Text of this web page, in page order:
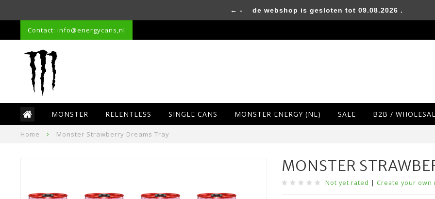
Contact: info@energycans,nl
MONSTER RELENTLESS SINGLE CANS MONSTER ENERGY (NL) SALE B2B /
Home Monster Strawberry Dreams Tray
MONSTER
Not yet rated | Create your own
← - de webshop is gesloten tot 09.08.2026 .